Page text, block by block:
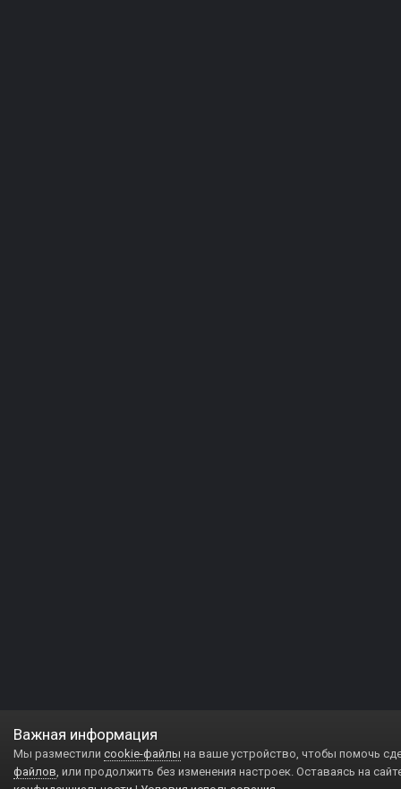
Важная информация
Мы разместили cookie-файлы на ваше устройство, чтобы помочь
файлов, или продолжить без изменения настроек. Оставаясь на